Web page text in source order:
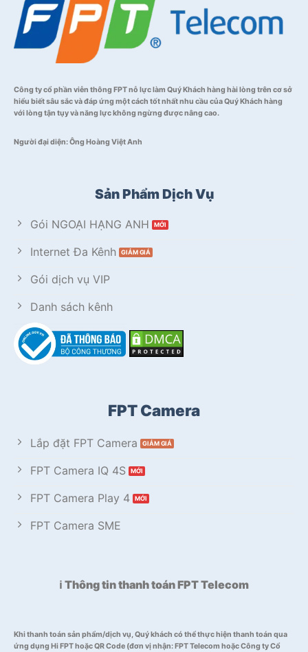
Công ty cổ phần viễn thông FPT nỗ lực làm Quý Khách hàng hài lòng trên cơ sở
hiểu biết sâu sắc và đáp ứng một cách tốt nhất nhu cầu của Quý Khách hàng
với lòng tận tụy và năng lực không ngừng được nâng cao.
Người đại diện: Ông Hoàng Việt Anh
Sản Phẩm Dịch Vụ
Gói NGOẠI HẠNG ANH
Internet Đa Kênh
Gói dịch vụ VIP
Danh sách kênh
FPT Camera
Lắp đặt FPT Camera
FPT Camera IQ 4S
FPT Camera Play 4
FPT Camera SME
ℹ️ Thông tin thanh toán FPT Telecom
Khi thanh toán sản phẩm/dịch vụ, Quý khách có thể thực hiện thanh toán qua
ứng dụng Hi FPT hoặc QR Code (đơn vị nhận: FPT Telecom hoặc Công ty Cổ